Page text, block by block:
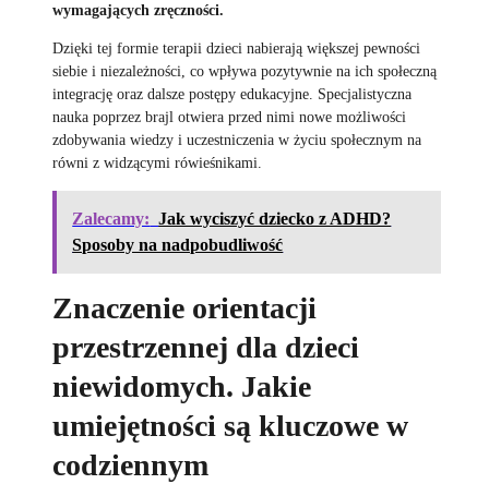
wymagających zręczności.
Dzięki tej formie terapii dzieci nabierają większej pewności
siebie i niezależności, co wpływa pozytywnie na ich społeczną
integrację oraz dalsze postępy edukacyjne. Specjalistyczna
nauka poprzez brajl otwiera przed nimi nowe możliwości
zdobywania wiedzy i uczestniczenia w życiu społecznym na
równi z widzącymi rówieśnikami.
Zalecamy: Jak wyciszyć dziecko z ADHD?
Sposoby na nadpobudliwość
Znaczenie orientacji
przestrzennej dla dzieci
niewidomych. Jakie
umiejętności są kluczowe w
codziennym